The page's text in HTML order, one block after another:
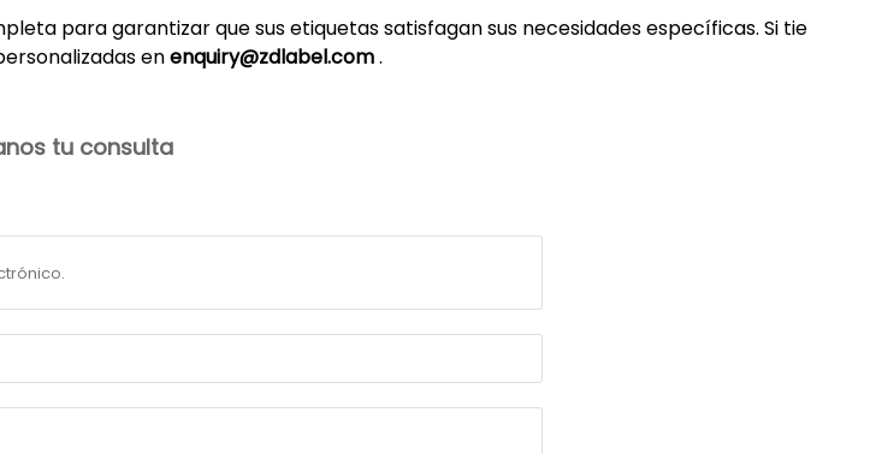
para garantizar que sus etiquetas satisfagan sus necesidades específicas. Si tie
enenquiry@zdlabel.com.
tu consulta